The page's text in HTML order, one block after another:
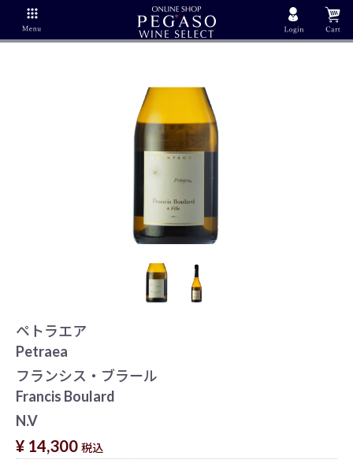
ペトラエア
Petraea
フランシス・ブラール
Francis Boulard
N.V
¥ 14,300 税込